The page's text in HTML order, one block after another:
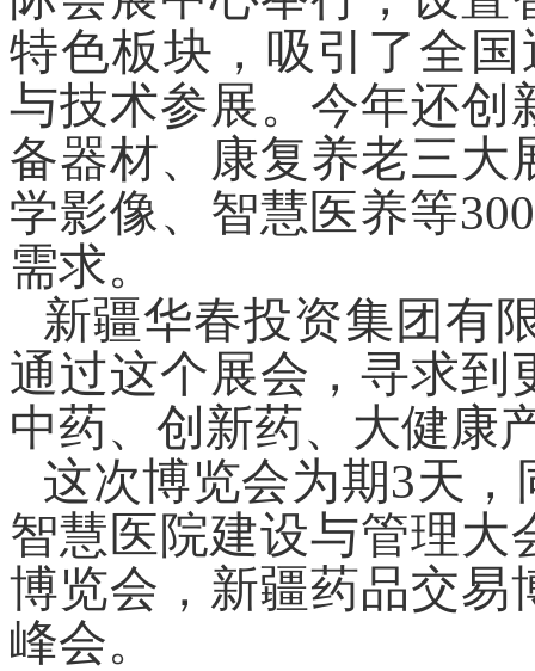
特色板块，吸引了全国
与技术参展。今年还创
备器材、康复养老三大
学影像、智慧医养等
需求。
新疆华春投资集团有
通过这个展会，寻求到
中药、创新药、大健康
这次博览会为期3天，
智慧医院建设与管理大
博览会，新疆药品交易
峰会。